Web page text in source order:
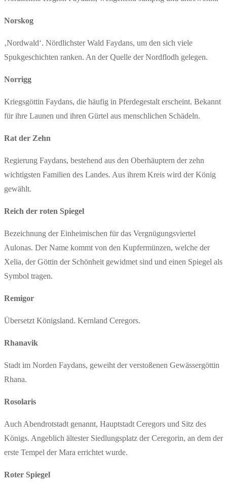
Norskog
‚Nordwald‘. Nördlichster Wald Faydans, um den sich viele
Spukgeschichten ranken. An der Quelle der Nordflodh gelegen.
Norrigg
Kriegsgöttin Faydans, die häufig in Pferdegestalt erscheint. Bekannt
für ihre Launen und ihren Gürtel aus menschlichen Schädeln.
Rat der Zehn
Regierung Faydans, bestehend aus den Oberhäuptern der zehn
wichtigsten Familien des Landes. Aus ihrem Kreis wird der König
gewählt.
Reich der roten Spiegel
Bezeichnung der Einheimischen für das Vergnügungsviertel
Aulonas. Der Name kommt von den Kupfermünzen, welche der
Xelia, der Göttin der Schönheit gewidmet sind und einen Spiegel als
Symbol tragen.
Remigor
Übersetzt Königsland. Kernland Ceregors.
Rhanavik
Stadt im Norden Faydans, geweiht der verstoßenen Gewässergöttin
Rhana.
Rosolaris
Auch Abendrotstadt genannt, Hauptstadt Ceregors und Sitz des
Königs. Angeblich ältester Siedlungsplatz der Ceregorin, an dem der
erste Tempel der Mara errichtet wurde.
Roter Spiegel